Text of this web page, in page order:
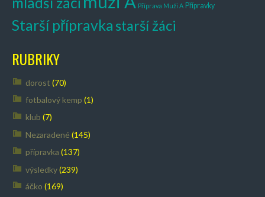
Příprava Muži A Přípravky
Starší přípravka starší žáci
RUBRIKY
dorost (70)
fotbalový kemp (1)
klub (7)
Nezaradené (145)
přípravka (137)
výsledky(239)
áčko (169)